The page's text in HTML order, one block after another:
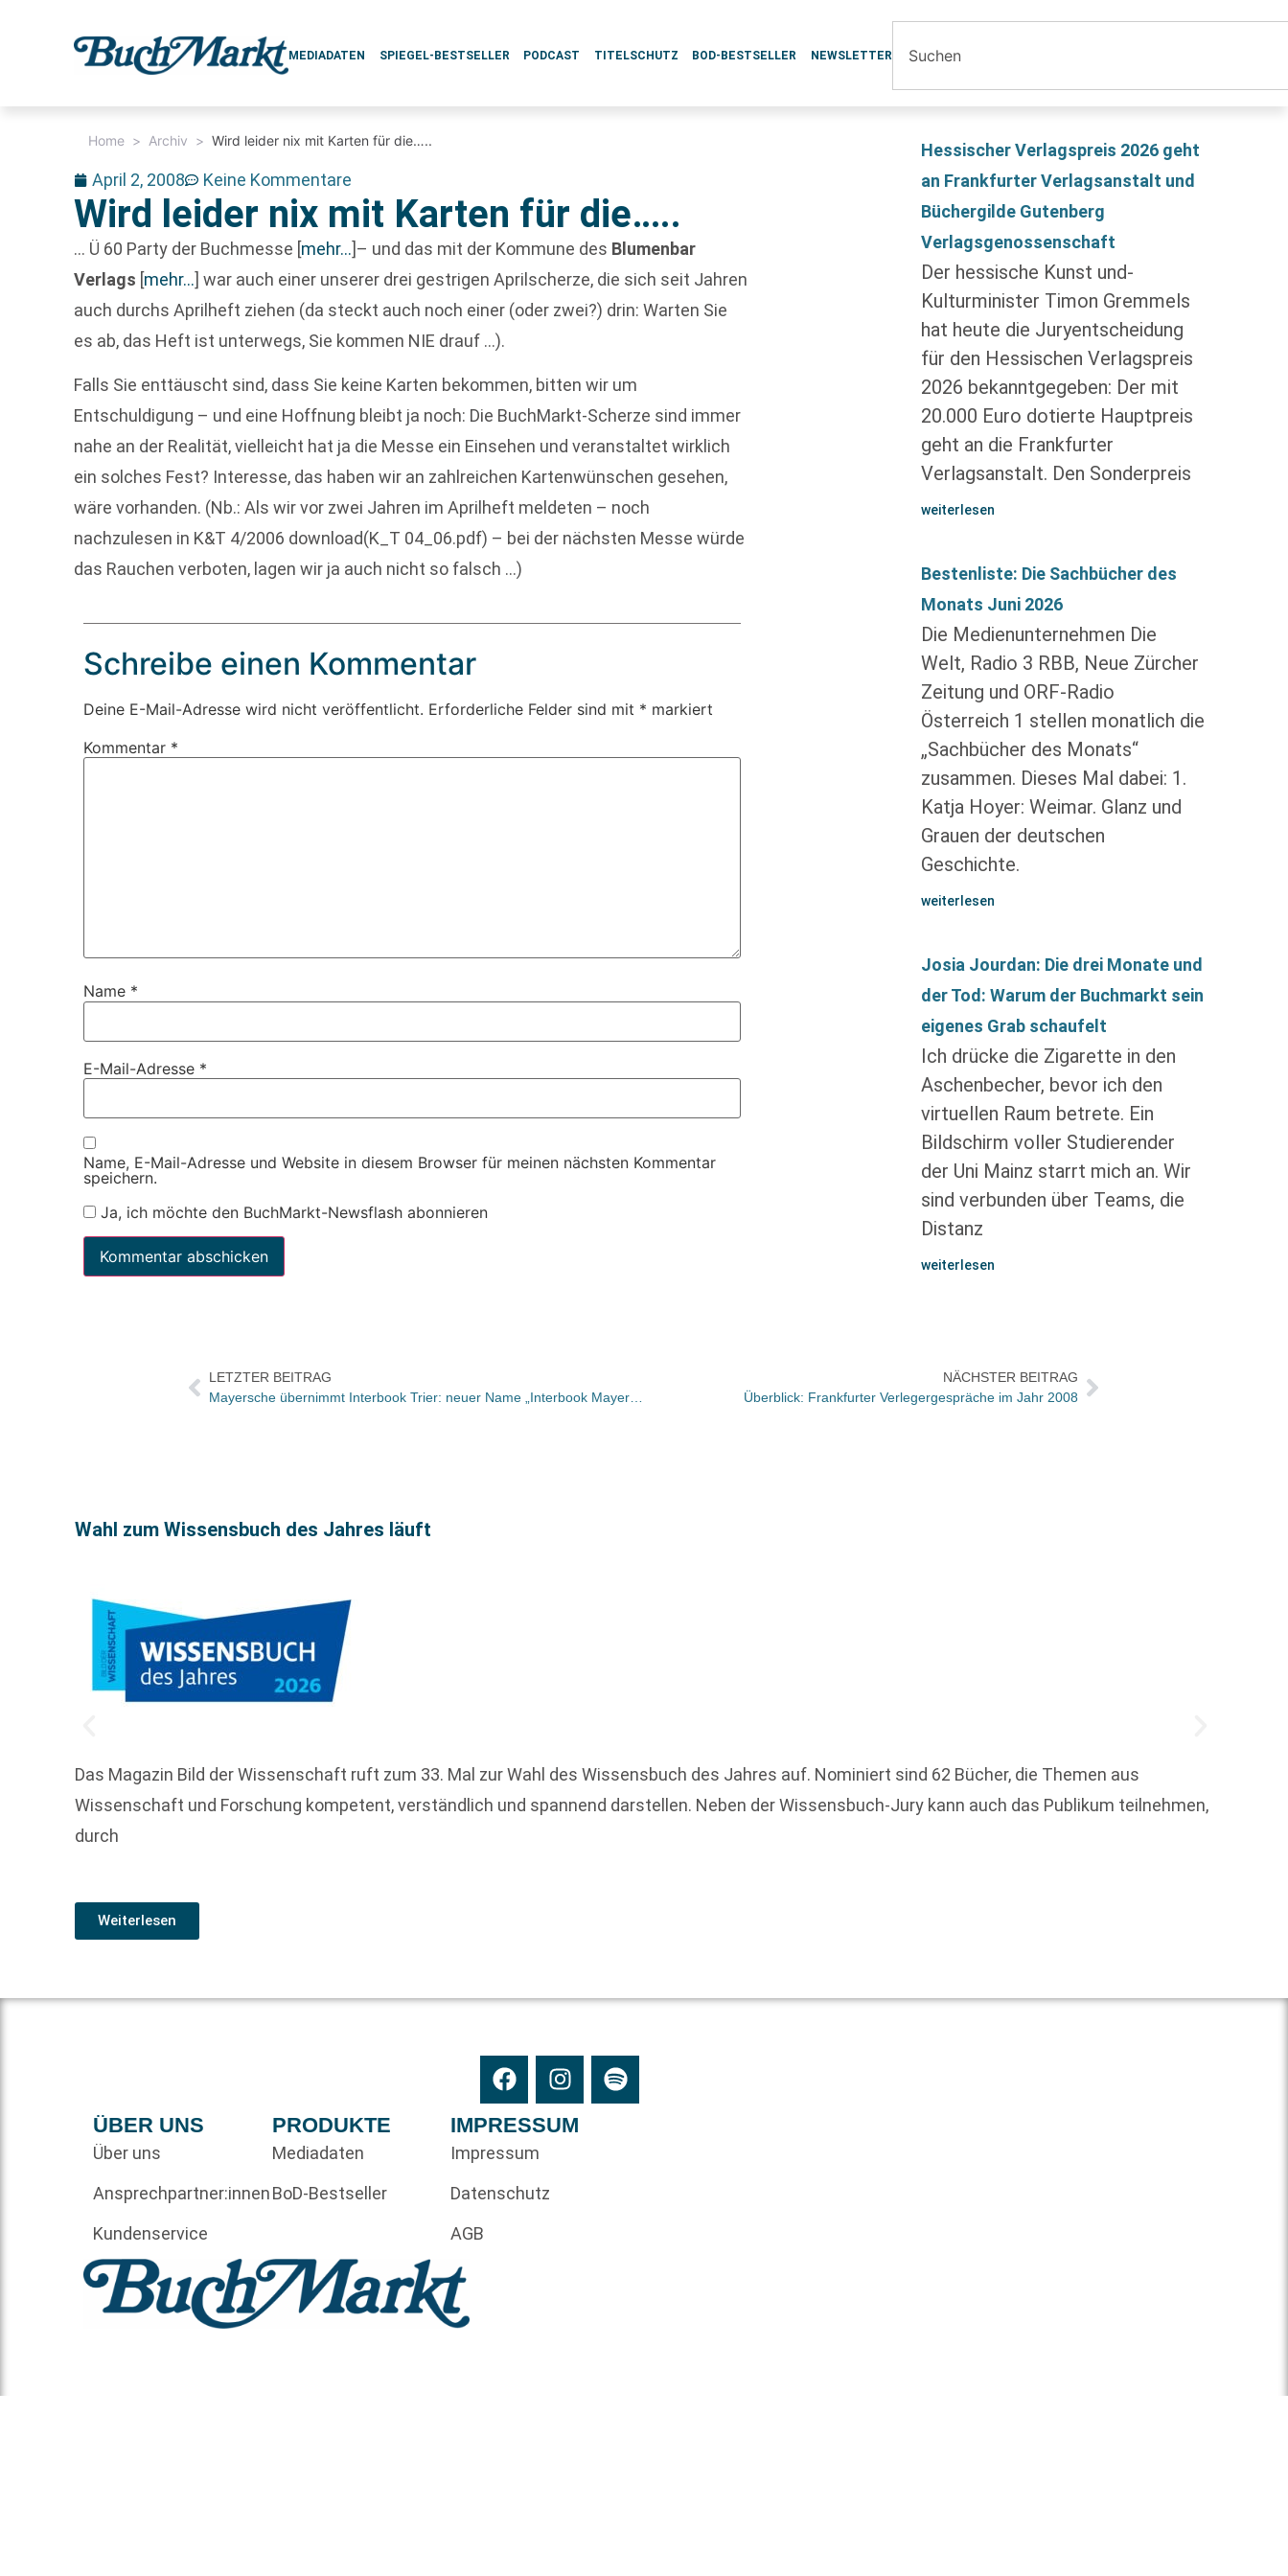
MEDIADATEN SPIEGEL-BESTSELLER PODCAST TITELSCHUTZ BOD-BESTSELLER NEWSLETTER
Home > Archiv > Wird leider nix mit Karten für die…..
April 2, 2008 Keine Kommentare
Wird leider nix mit Karten für die…..
… Ü 60 Party der Buchmesse [mehr…]– und das mit der Kommune des Blumenbar
Verlags [mehr…] war auch einer unserer drei gestrigen Aprilscherze, die sich seit Jahren
auch durchs Aprilheft ziehen (da steckt auch noch einer (oder zwei?) drin: Warten Sie
es ab, das Heft ist unterwegs, Sie kommen NIE drauf …).
Falls Sie enttäuscht sind, dass Sie keine Karten bekommen, bitten wir um
Entschuldigung – und eine Hoffnung bleibt ja noch: Die BuchMarkt-Scherze sind immer
nahe an der Realität, vielleicht hat ja die Messe ein Einsehen und veranstaltet wirklich
ein solches Fest? Interesse, das haben wir an zahlreichen Kartenwünschen gesehen,
wäre vorhanden. (Nb.: Als wir vor zwei Jahren im Aprilheft meldeten – noch
nachzulesen in K&T 4/2006 download(K_T 04_06.pdf) – bei der nächsten Messe würde
das Rauchen verboten, lagen wir ja auch nicht so falsch …)
Schreibe einen Kommentar
Deine E-Mail-Adresse wird nicht veröffentlicht. Erforderliche Felder sind mit * markiert
Kommentar *
Name *
E-Mail-Adresse *
Name, E-Mail-Adresse und Website in diesem Browser für meinen nächsten Kommentar
speichern.
Ja, ich möchte den BuchMarkt-Newsflash abonnieren
Hessischer Verlagspreis 2026 geht
an Frankfurter Verlagsanstalt und
Büchergilde Gutenberg
Verlagsgenossenschaft
Der hessische Kunst und-
Kulturminister Timon Gremmels
hat heute die Juryentscheidung
für den Hessischen Verlagspreis
2026 bekanntgegeben: Der mit
20.000 Euro dotierte Hauptpreis
geht an die Frankfurter
Verlagsanstalt. Den Sonderpreis
weiterlesen
Bestenliste: Die Sachbücher des
Monats Juni 2026
Die Medienunternehmen Die
Welt, Radio 3 RBB, Neue Zürcher
Zeitung und ORF-Radio
Österreich 1 stellen monatlich die
„Sachbücher des Monats“
zusammen. Dieses Mal dabei: 1.
Katja Hoyer: Weimar. Glanz und
Grauen der deutschen
Geschichte.
weiterlesen
Josia Jourdan: Die drei Monate und
der Tod: Warum der Buchmarkt sein
eigenes Grab schaufelt
Ich drücke die Zigarette in den
Aschenbecher, bevor ich den
virtuellen Raum betrete. Ein
Bildschirm voller Studierender
der Uni Mainz starrt mich an. Wir
sind verbunden über Teams, die
Distanz
weiterlesen
LETZTER BEITRAG
NÄCHSTER BEITRAG
Überblick: Frankfurter Verlegergespräche im Jahr 2008
Wahl zum Wissensbuch des Jahres läuft
Das Magazin Bild der Wissenschaft ruft zum 33. Mal zur Wahl des Wissensbuch des Jahres auf. Nominiert sind 62 Bücher, die Themen aus
Wissenschaft und Forschung kompetent, verständlich und spannend darstellen. Neben der Wissensbuch-Jury kann auch das Publikum teilnehmen,
durch
Weiterlesen
ÜBER UNS
Über uns
Ansprechpartner:innen
Kundenservice
PRODUKTE
Mediadaten
BoD-Bestseller
IMPRESSUM
Impressum
Datenschutz
AGB